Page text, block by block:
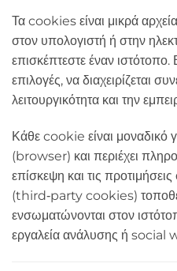
Τα cookies είναι μικρά
στον υπολογιστή ή στην
επισκέπτεστε έναν
επιλογές, να διαχειρίζεται
λειτουργικότητα και την
Κάθε cookie είναι μοναδικό
(browser) και περιέχει
επίσκεψη και τις
(third‑party cookies)
ενσωματώνονται στον
εργαλεία ανάλυσης ή social